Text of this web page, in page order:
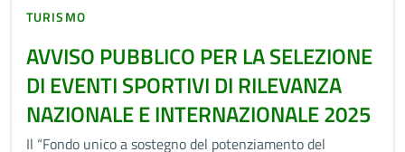
TURISMO
AVVISO PUBBLICO PER LA SELEZIONE
DI EVENTI SPORTIVI DI RILEVANZA
NAZIONALE E INTERNAZIONALE 2025
Il “Fondo unico a sostegno del potenziamento del